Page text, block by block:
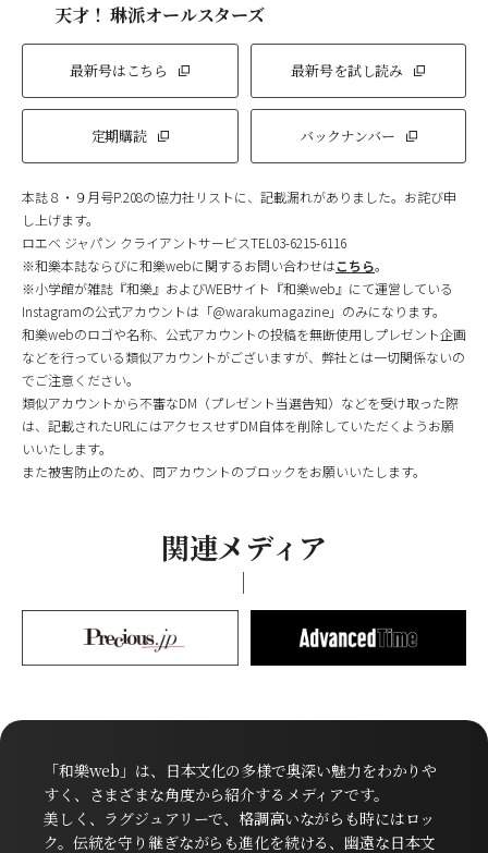
天才！ 琳派オールスターズ
最新号はこちら 最新号を試し読み
定期購読 バックナンバー
本誌８・９月号P.208の協力社リストに、記載漏れがありました。お詫び申
し上げます。
ロエベ ジャパン クライアントサービスTEL03-6215-6116
※和樂本誌ならびに和樂webに関するお問い合わせはこちら。
※小学館が雑誌『和樂』およびWEBサイト『和樂web』にて運営している
Instagramの公式アカウントは「@warakumagazine」のみになります。
和樂webのロゴや名称、公式アカウントの投稿を無断使用しプレゼント企画
などを行っている類似アカウントがございますが、弊社とは一切関係ないの
でご注意ください。
類似アカウントから不審なDM（プレゼント当選告知）などを受け取った際
は、記載されたURLにはアクセスせずDM自体を削除していただくようお願
いいたします。
また被害防止のため、同アカウントのブロックをお願いいたします。
関連メディア
「和樂web」は、日本文化の多様で奥深い魅力をわかりや
すく、さまざまな角度から紹介するメディアです。
美しく、ラグジュアリーで、格調高いながらも時にはロッ
ク。伝統を守り継ぎながらも進化を続ける、幽遠な日本文